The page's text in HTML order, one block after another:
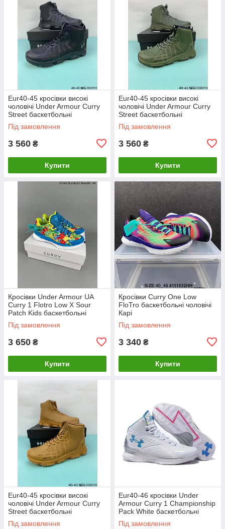
Eur40-45 кросівки високі
чоловічі Under Armour Curry
Street баскетбольні
демісезонні чорні
Під замовлення
3 560 ₴
Купити
Eur40-45 кросівки високі
чоловічі Under Armour Curry
Street баскетбольні
демісезонні зелені
Під замовлення
3 560 ₴
Купити
Кросівки Under Armour UA
Curry 1 Flotro Low X Sour
Patch Kids баскетбольні
чоловічі Карі
Під замовлення
3 650 ₴
Купити
Кросівки Curry One Low
FloTro баскетбольні чоловічі
Карі
Під замовлення
3 340 ₴
Купити
Eur40-45 кросівки високі
чоловічі Under Armour Curry
Street баскетбольні
демісезоні жовті
Під замовлення
Eur40-46 кросівки Under
Armour Curry 1 Championship
Pack White баскетбольні
чоловічі Карі
Під замовлення